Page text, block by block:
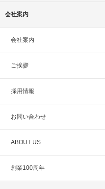
会社案内
会社案内
ご挨拶
採用情報
お問い合わせ
ABOUT US
創業100周年